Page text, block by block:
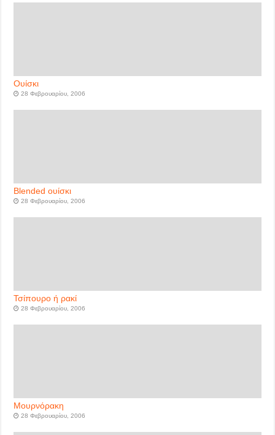
Ουίσκι
28 Φεβρουαρίου, 2006
Blended ουίσκι
28 Φεβρουαρίου, 2006
Τσίπουρο ή ρακί
28 Φεβρουαρίου, 2006
Μουρνόρακη
28 Φεβρουαρίου, 2006